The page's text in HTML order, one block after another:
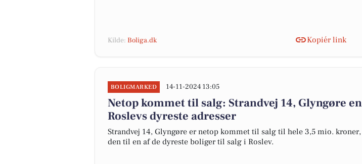
Kilde: Boliga.dk Kopiér link
BOLIGMARKED 14-11-2024 13:05
Netop kommet til salg: Strandvej 14, Glyngøre
Roslevs dyreste adresser
Strandvej 14, Glyngøre er netop kommet til salg til hele 3,5 mio.
den til en af de dyreste boliger til salg i Roslev.